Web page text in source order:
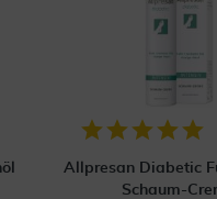
Allpresan Diabetic
Schaum-